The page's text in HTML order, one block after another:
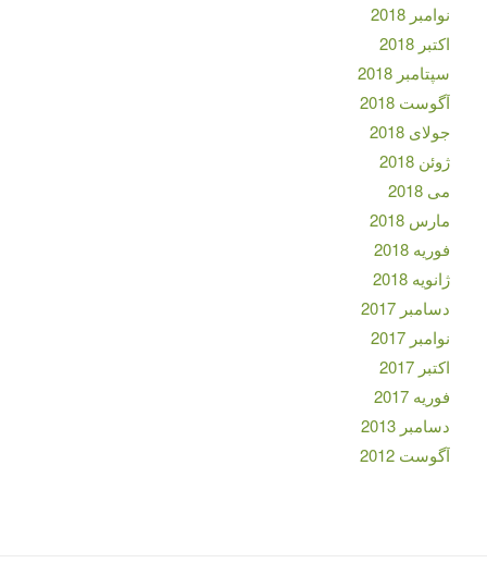
نوامبر 2018
اکتبر 2018
سپتامبر 2018
آگوست 2018
جولای 2018
ژوئن 2018
می 2018
مارس 2018
فوریه 2018
ژانویه 2018
دسامبر 2017
نوامبر 2017
اکتبر 2017
فوریه 2017
دسامبر 2013
آگوست 2012